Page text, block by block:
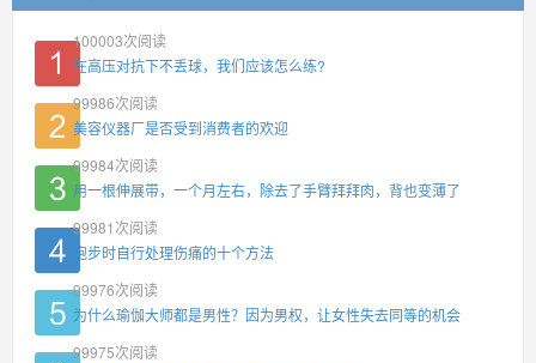
100003次阅读
在高压对抗下不丢球，我们应该怎么练?
99986次阅读
美容仪器厂是否受到消费者的欢迎
99984次阅读
用一根伸展带，一个月左右，除去了手臂拜拜肉，背也变薄了
99981 次阅读
跑步时自行处理伤痛的十个方法
99976次阅读
为什么瑜伽大师都是男性？因为男权，让女性失去同等的机会
99975次阅读